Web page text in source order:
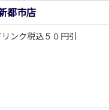
都市店
ンク税込５０円引